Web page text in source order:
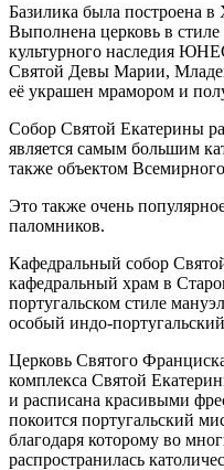
Базилика была построена
Выполнена церковь в стиле
культурного наследия
Святой Девы Марии,
её украшен мрамором и
Собор Святой Екатерины
является самым большим
также объектом
Это также очень
паломников.
Кафедральный собор
кафедральный храм в
португальском стиле
особый индо-
Церковь Святого
комплекса Святой
и расписана красивыми
покоится португальский
благодаря которому во
распространилась